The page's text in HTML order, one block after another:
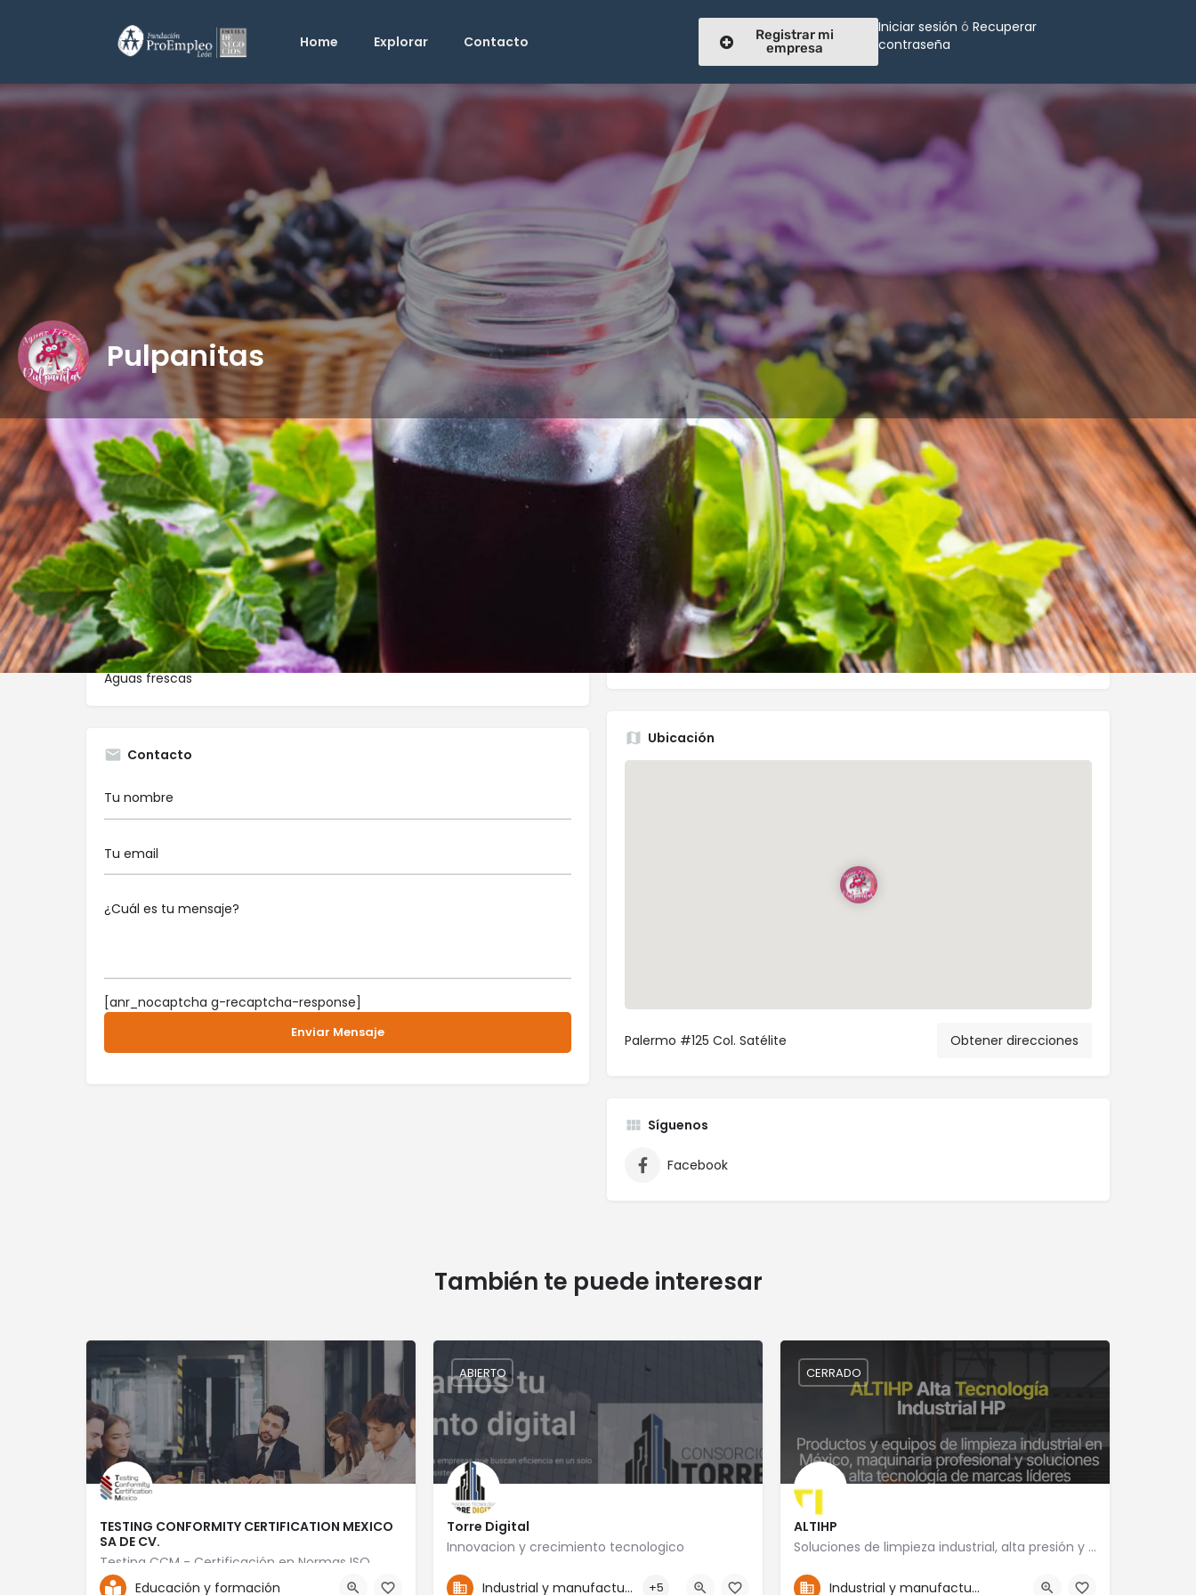
Home Explorar Contacto
Registrar mi
empresa
Iniciar sesión óRecuperar
contraseña
Pulpanitas
Perfil Reseñas 0 Eventos Agendar Relacionados 0
Get directions Call now Send an email Leave a review Bookmark Share
Report
Descripción
Aguas frescas
Cerrado
Horario de apertura hoy:9:00 am - 2:00 pm, 4:00 pm - 7:00 pm
Ubicación
Palermo #125 Col. Satélite Obtener direcciones
Contacto
[anr_nocaptcha g-recaptcha-response]
Síguenos
Facebook
También te puede interesar
TESTING CONFORMITY CERTIFICATION MEXICO
SA DE CV.
Testing CCM - Certificación en Normas ISO
+52 56 1869 8195
Educación y formación
Torre Digital
Innovacion y crecimiento tecnologico
4774117910
ABIERTO
Industrial y manufactura +5
ALTIHP
Soluciones de limpieza industrial, alta presión y mantenimiento especializado
52-5555757492
CERRADO
Industrial y manufactura